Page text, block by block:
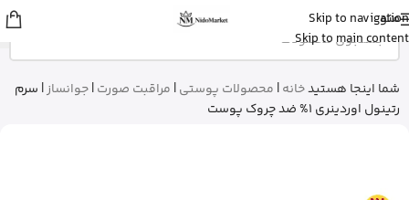
Skip to navigation
Skip to main content
منو
شما اینجا هستیدخانه| محصولات پوستی| مراقبت صورت|جوانساز| سرم
رتینول اوردینری 1% ضد چروک پوست
مهرنوشاز تهران
کلروفیل مایع ناو نعنایی رو خرید کرد